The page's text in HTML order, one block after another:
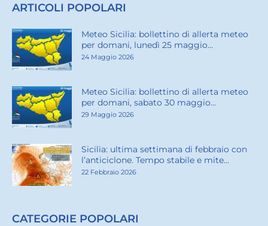
ARTICOLI POPOLARI
Meteo Sicilia: bollettino di allerta meteo
per domani, lunedì 25 maggio...
24 Maggio 2026
Meteo Sicilia: bollettino di allerta meteo
per domani, sabato 30 maggio...
29 Maggio 2026
Sicilia: ultima settimana di febbraio con
l’anticiclone. Tempo stabile e mite...
22 Febbraio 2026
CATEGORIE POPOLARI